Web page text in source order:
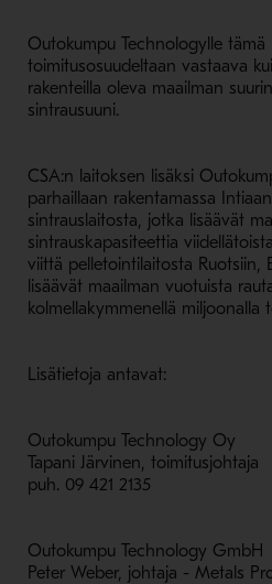
Outokumpu Technologylle
toimitusosuudeltaan vastaava
rakenteilla oleva maailman
sintrausuuni.
CSA:n laitoksen lisäksi
parhaillaan rakentamassa
sintrauslaitosta, jotka lisäävät
sintrauskapasiteettia
viittä pelletointilaitosta Ruotsiin,
lisäävät maailman vuotuista
kolmellakymmenellä miljoonalla
Lisätietoja antavat:
Outokumpu Technology Oy
Tapani Järvinen, toimitusjohtaja
puh. 09 421 2135
Outokumpu Technology GmbH
Peter Weber, johtaja - Metals